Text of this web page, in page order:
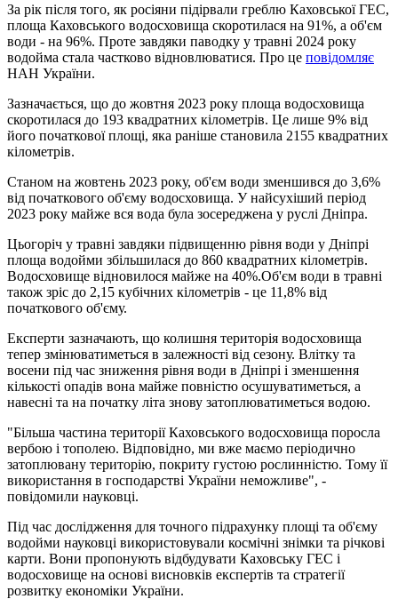
За рік після того, як росіяни підірвали греблю Каховської ГЕС,
площа Каховського водосховища скоротилася на 91%, а об'єм
води - на 96%. Проте завдяки паводку у травні 2024 року
водойма стала частково відновлюватися. Про це повідомляє
НАН України.
Зазначається, що до жовтня 2023 року площа водосховища
скоротилася до 193 квадратних кілометрів. Це лише 9% від
його початкової площі, яка раніше становила 2155 квадратних
кілометрів.
Станом на жовтень 2023 року, об'єм води зменшився до 3,6%
від початкового об'єму водосховища. У найсухіший період
2023 року майже вся вода була зосереджена у руслі Дніпра.
Цьогоріч у травні завдяки підвищенню рівня води у Дніпрі
площа водойми збільшилася до 860 квадратних кілометрів.
Водосховище відновилося майже на 40%.Об'єм води в травні
також зріс до 2,15 кубічних кілометрів - це 11,8% від
початкового об'єму.
Експерти зазначають, що колишня територія водосховища
тепер змінюватиметься в залежності від сезону. Влітку та
восени під час зниження рівня води в Дніпрі і зменшення
кількості опадів вона майже повністю осушуватиметься, а
навесні та на початку літа знову затоплюватиметься водою.
"Більша частина території Каховського водосховища поросла
вербою і тополею. Відповідно, ми вже маємо періодично
затоплювану територію, покриту густою рослинністю. Тому її
використання в господарстві України неможливе", -
повідомили науковці.
Під час дослідження для точного підрахунку площі та об'єму
водойми науковці використовували космічні знімки та річкові
карти. Вони пропонують відбудувати Каховську ГЕС і
водосховище на основі висновків експертів та стратегії
розвитку економіки України.